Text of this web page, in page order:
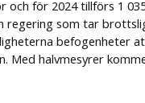
och för 2024 tillförs 1
regering som tar
befogenheter
Med halvmesyrer